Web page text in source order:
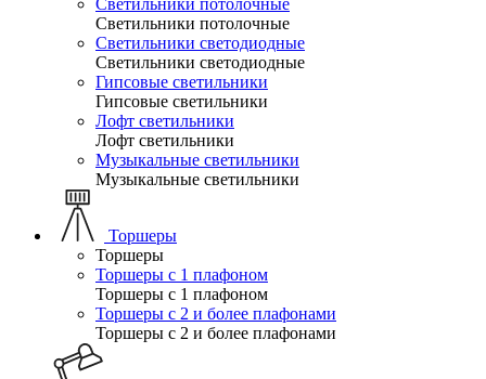
Светильники потолочные
Светильники потолочные
Светильники светодиодные
Светильники светодиодные
Гипсовые светильники
Гипсовые светильники
Лофт светильники
Лофт светильники
Музыкальные светильники
Музыкальные светильники
Торшеры
Торшеры
Торшеры с 1 плафоном
Торшеры с 1 плафоном
Торшеры с 2 и более плафонами
Торшеры с 2 и более плафонами